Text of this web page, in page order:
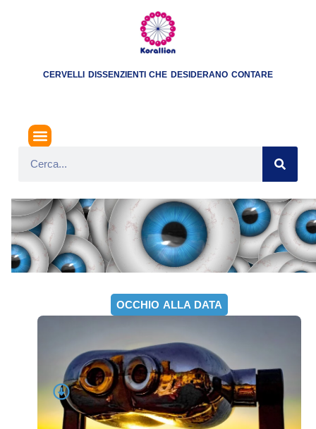
CERVELLI DISSENZIENTI CHE DESIDERANO CONTARE
OCCHIO ALLA DATA